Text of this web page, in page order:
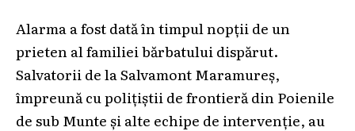
Alarma a fost dată în timpul nopții de un
prieten al familiei bărbatului dispărut.
Salvatorii de la Salvamont Maramureș,
împreună cu polițiștii de frontieră din Poienile
de sub Munte și alte echipe de intervenție, au